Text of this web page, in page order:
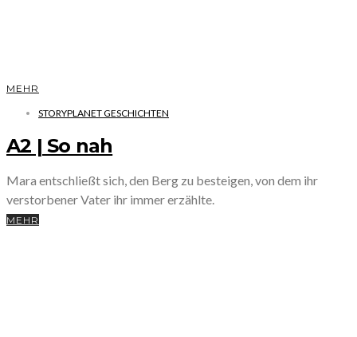
MEHR
STORYPLANET GESCHICHTEN
A2 | So nah
Mara entschließt sich, den Berg zu besteigen, von dem ihr
verstorbener Vater ihr immer erzählte.
MEHR